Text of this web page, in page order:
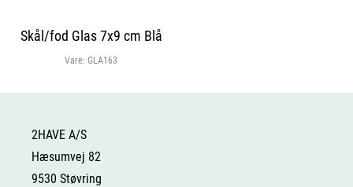
Skål/fod Glas 7x9 cm Blå
Vare:GLA163
2HAVE A/S
Hæsumvej 82
9530 Støvring